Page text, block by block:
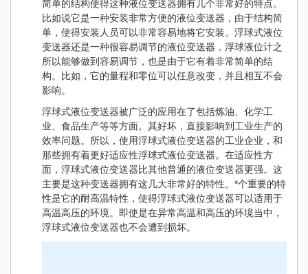
简单的结构使得这种液位变送器拥有几个非常好的特点。
比如说它是一种安装非常方便的液位变送器，由于结构简
单，使得安装人员可以非常容易地将它安装。浮球式液位
变送器还是一种很容易调节的液位变送器，浮球液位计之
所以能够做到容易调节，也是由于它有着非常简单的结
构。比如，它的量程和零位可以任意改变，并且相互不会
影响。
浮球式液位变送器被广泛的应用在了包括炼油、化学工
业、食品生产等等方面。其好坏，直接影响到工业生产的
效率问题。所以，使用浮球式液位变送器的工业企业，和
那些拥有着更好适应性浮球式液位变送器。在适应性方
面，浮球式液位变送器比其他普通的液位变送器更强。这
主要是这种变送器拥有这几大非常好的特性。*个重要的特
性是它的耐高温特性，使得浮球式液位变送器可以适用于
高温高压的环境。即使是在异常高温和高压的环境当中，
浮球式液位变送器也不会遭到损坏。